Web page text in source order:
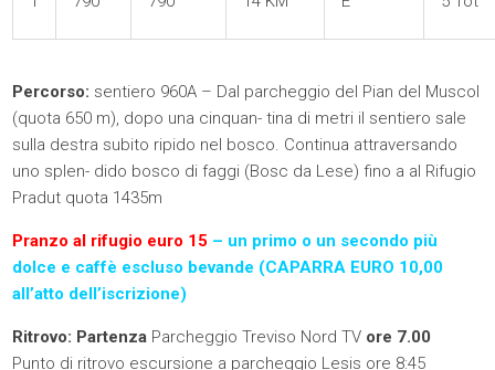
Percorso: sentiero 960A – Dal parcheggio del Pian del Muscol
(quota 650 m), dopo una cinquan- tina di metri il sentiero sale
sulla destra subito ripido nel bosco. Continua attraversando
uno splen- dido bosco di faggi (Bosc da Lese) fino a al Rifugio
Pradut quota 1435m
Pranzo al rifugio euro 15 – un primo o un secondo più
dolce e caffè escluso bevande (CAPARRA EURO 10,00
all’atto dell’iscrizione)
Ritrovo: Partenza Parcheggio Treviso Nord TV ore 7.00
Punto di ritrovo escursione a parcheggio Lesis ore 8:45